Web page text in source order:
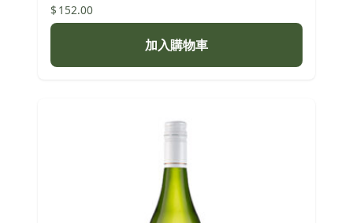
$ 152.00
加入購物車